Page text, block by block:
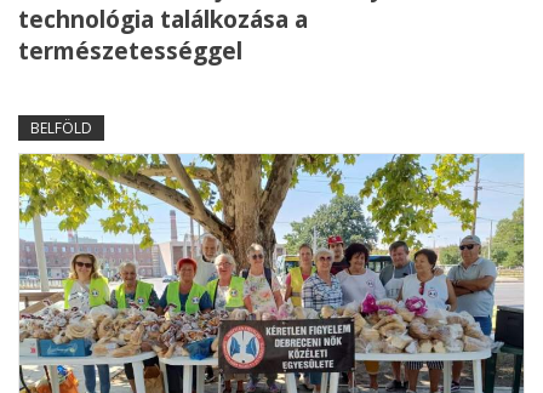
technológia találkozása a
természetességgel
BELFÖLD